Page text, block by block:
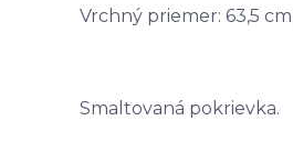
Vrchný priemer: 63,5
Smaltovaná pokrievka.